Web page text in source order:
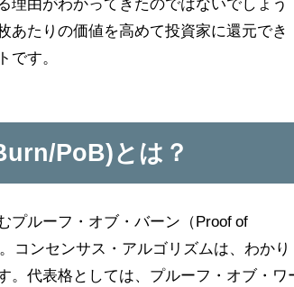
あたりの価値を高めて投資家に還元でき
です。
PoB)とは？
プルーフ・オブ・バーン（Proof of
コンセンサス・アルゴリズムは、わかり
。代表格としては、プルーフ・オブ・ワ